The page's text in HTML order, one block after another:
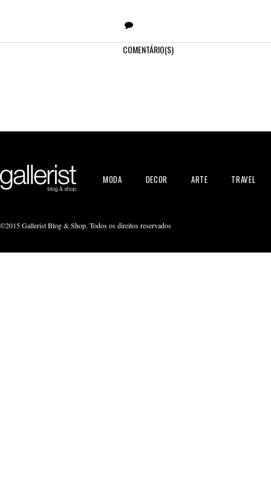
COMENTÁRIO(S)
MODA DECOR ARTE TRAVEL
©2015 Gallerist Blog & Shop. Todos os direitos reservados